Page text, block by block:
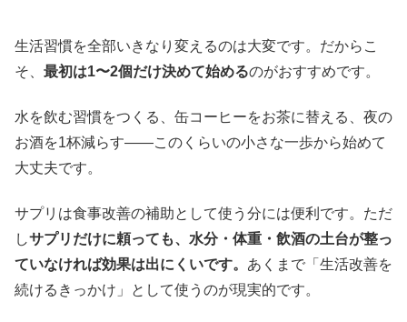
生活習慣を全部いきなり変えるのは大変です。だからこ
そ、 最初は1〜2個だけ決めて始めるのがおすすめです。
水を飲む習慣をつくる、缶コーヒーをお茶に替える、夜の
お酒を1杯減らす——このくらいの小さな一歩から始めて
大丈夫です。
サプリは食事改善の補助として使う分には便利です。ただ
しサプリだけに頼っても、水分・体重・飲酒の土台が整っ
ていなければ効果は出にくいです。 あくまで「生活改善を
続けるきっかけ」として使うのが現実的です。